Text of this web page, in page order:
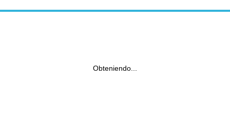
Obteniendo...